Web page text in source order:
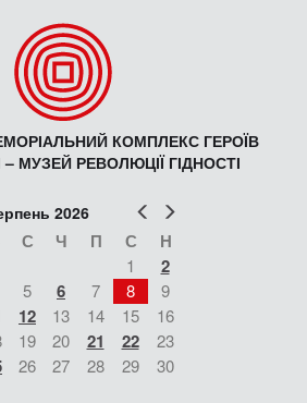
КОМПЛЕКС ГЕРОЇВ
МУЗЕЙ РЕВОЛЮЦІЇ ГІДНОСТІ
Попер
2026
С Ч П С Н
1 2
5 6 7 8
9
12 13 14 15
16
19 20 21 22
23
26 27 28 29
30